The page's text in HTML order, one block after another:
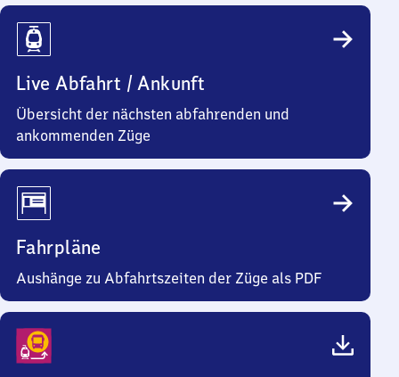
Reiseinfos
Live Abfahrt / Ankunft
Übersicht der nächsten abfahrenden und
ankommenden Züge
Fahrpläne
Aushänge zu Abfahrtszeiten der Züge als PDF